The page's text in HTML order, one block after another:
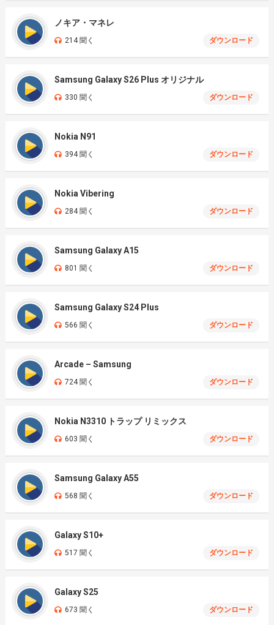
ノキア・マネレ
214 聞く ダウンロード
Samsung Galaxy S26 Plus オリジナル
330 聞く ダウンロード
Nokia N91
394 聞く ダウンロード
Nokia Vibering
284 聞く ダウンロード
Samsung Galaxy A15
801 聞く ダウンロード
Samsung Galaxy S24 Plus
566 聞く ダウンロード
Arcade – Samsung
724 聞く ダウンロード
Nokia N3310 トラップ リミックス
603 聞く ダウンロード
Samsung Galaxy A55
568 聞く ダウンロード
Galaxy S10+
517 聞く ダウンロード
Galaxy S25
673 聞く ダウンロード